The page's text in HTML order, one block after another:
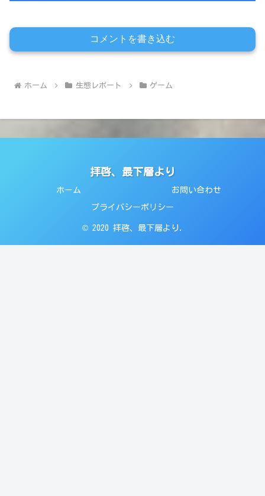
コメントを書き込む
ホーム 生態レポート ゲーム
拝啓、最下層より
ホーム お問い合わせ
プライバシーポリシー
© 2020 拝啓、最下層より.